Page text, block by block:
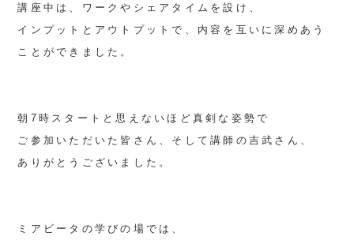
講座中は、ワークやシェアタイムを設け、
インプットとアウトプットで、内容を互いに深めあう
ことができました。
朝7時スタートと思えないほど真剣な姿勢で
ご参加いただいた皆さん、そして講師の吉武さん、
ありがとうございました。
ミアビータの学びの場では、